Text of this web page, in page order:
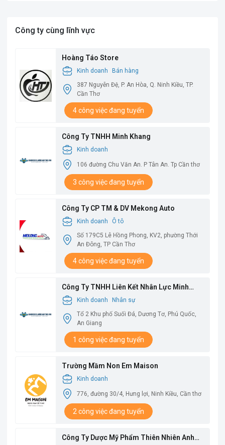
Công ty cùng lĩnh vực
Hoàng Táo Store
Kinh doanh
Bán hàng
387 Nguyễn Đệ, P. An Hòa, Q. Ninh Kiều, TP.
Cần Thơ
4 công việc đang tuyển
Công Ty TNHH Minh Khang
Kinh doanh
106 đường Chu Văn An. P Tân An. Tp Cần thơ
3 công việc đang tuyển
Công Ty CP TM & DV Mekong Auto
Kinh doanh
Ô tô
Số 179C5 Lê Hồng Phong, KV2, phường Thới
An Đông, TP Cần Thơ
4 công việc đang tuyển
Công Ty TNHH Liên Kết Nhân Lực Minh
ChâuKinh doanh
Nhân sự
Tổ 2 Khu phố Suối Đá, Dương Tơ, Phú Quốc,
An Giang
1 công việc đang tuyển
Trường Mầm Non Em Maison
Kinh doanh
776, đường 30/4, Hưng lợi, Ninh Kiều, Cần thơ
2 công việc đang tuyển
Công Ty Dược Mỹ Phẩm Thiên Nhiên Anh